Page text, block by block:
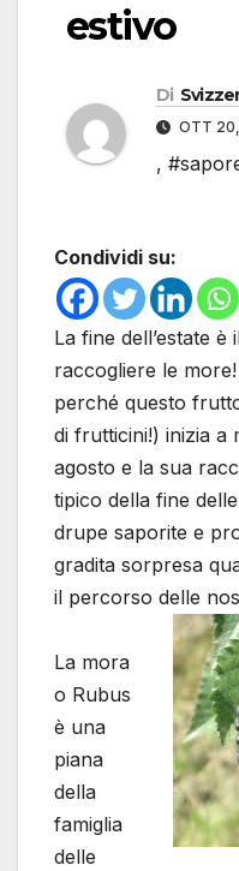
estivo
Di
OTT
,
Condividi su:
La fine dell’estate
raccogliere le
perché questo
di frutticini!) inizia a
agosto e la sua
tipico della fine
drupe saporite e
gradita sorpresa
il percorso delle
La mora
o Rubus
è una
piana
della
famiglia
delle